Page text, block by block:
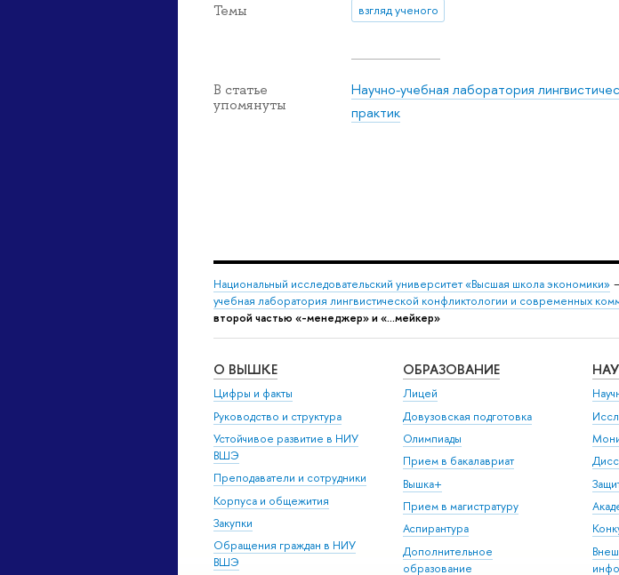
Темы взгляд ученого
В статье
упомянуты
Научно-учебная лаборатория
практик
Национальный исследовательский университет «Высшая школа экономики»
учебная лаборатория лингвистической конфликтологии и современных
второй частью «-менеджер» и «...мейкер»
О ВЫШКЕ
Цифры и факты
Руководство и структура
Устойчивое развитие в НИУ
ВШЭ
Преподаватели и сотрудники
Корпуса и общежития
Закупки
Обращения граждан в НИУ
ВШЭ
ОБРАЗОВАНИЕ
Лицей
Довузовская подготовка
Олимпиады
Прием в бакалавриат
Вышка+
Прием в магистратуру
Аспирантура
Дополнительное
образование